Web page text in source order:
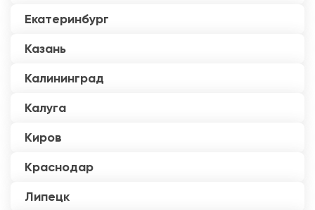
Екатеринбург
Казань
Калининград
Калуга
Киров
Краснодар
Липецк